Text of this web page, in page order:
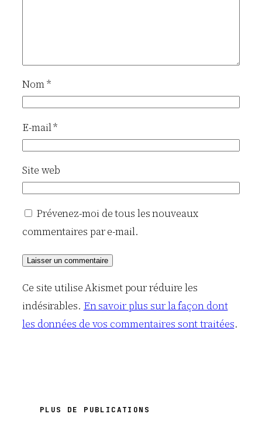
Nom*
E-mail*
Site web
Prévenez-moi de tous les nouveaux
commentaires par e-mail.
Ce site utilise Akismet pour réduire les
indésirables. En savoir plus sur la façon dont
les données de vos commentaires sont traitées.
PLUS DE PUBLICATIONS